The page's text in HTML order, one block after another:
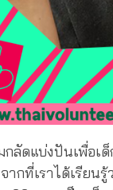
กลัดแบ่งปันเพื่อเ
กที่เราได้เรียน